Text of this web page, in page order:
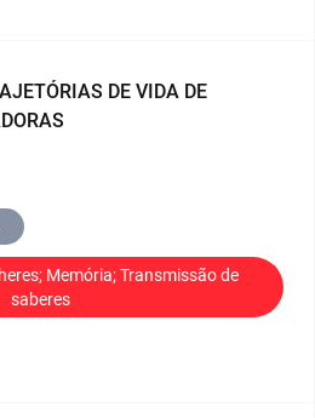
DE VIDA DE
Memória; Transmissão de
saberes